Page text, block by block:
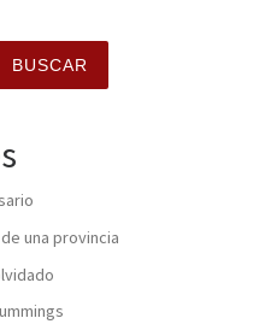
BUSCAR
una provincia